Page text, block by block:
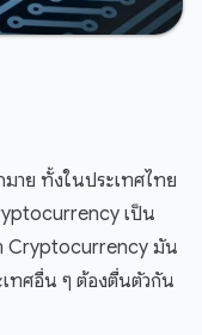
าย ทั้งในประเทศไทย
เป็น
า Cryptocurrency มัน
เทศอื่น ๆ ต้องตื่นตัวกัน